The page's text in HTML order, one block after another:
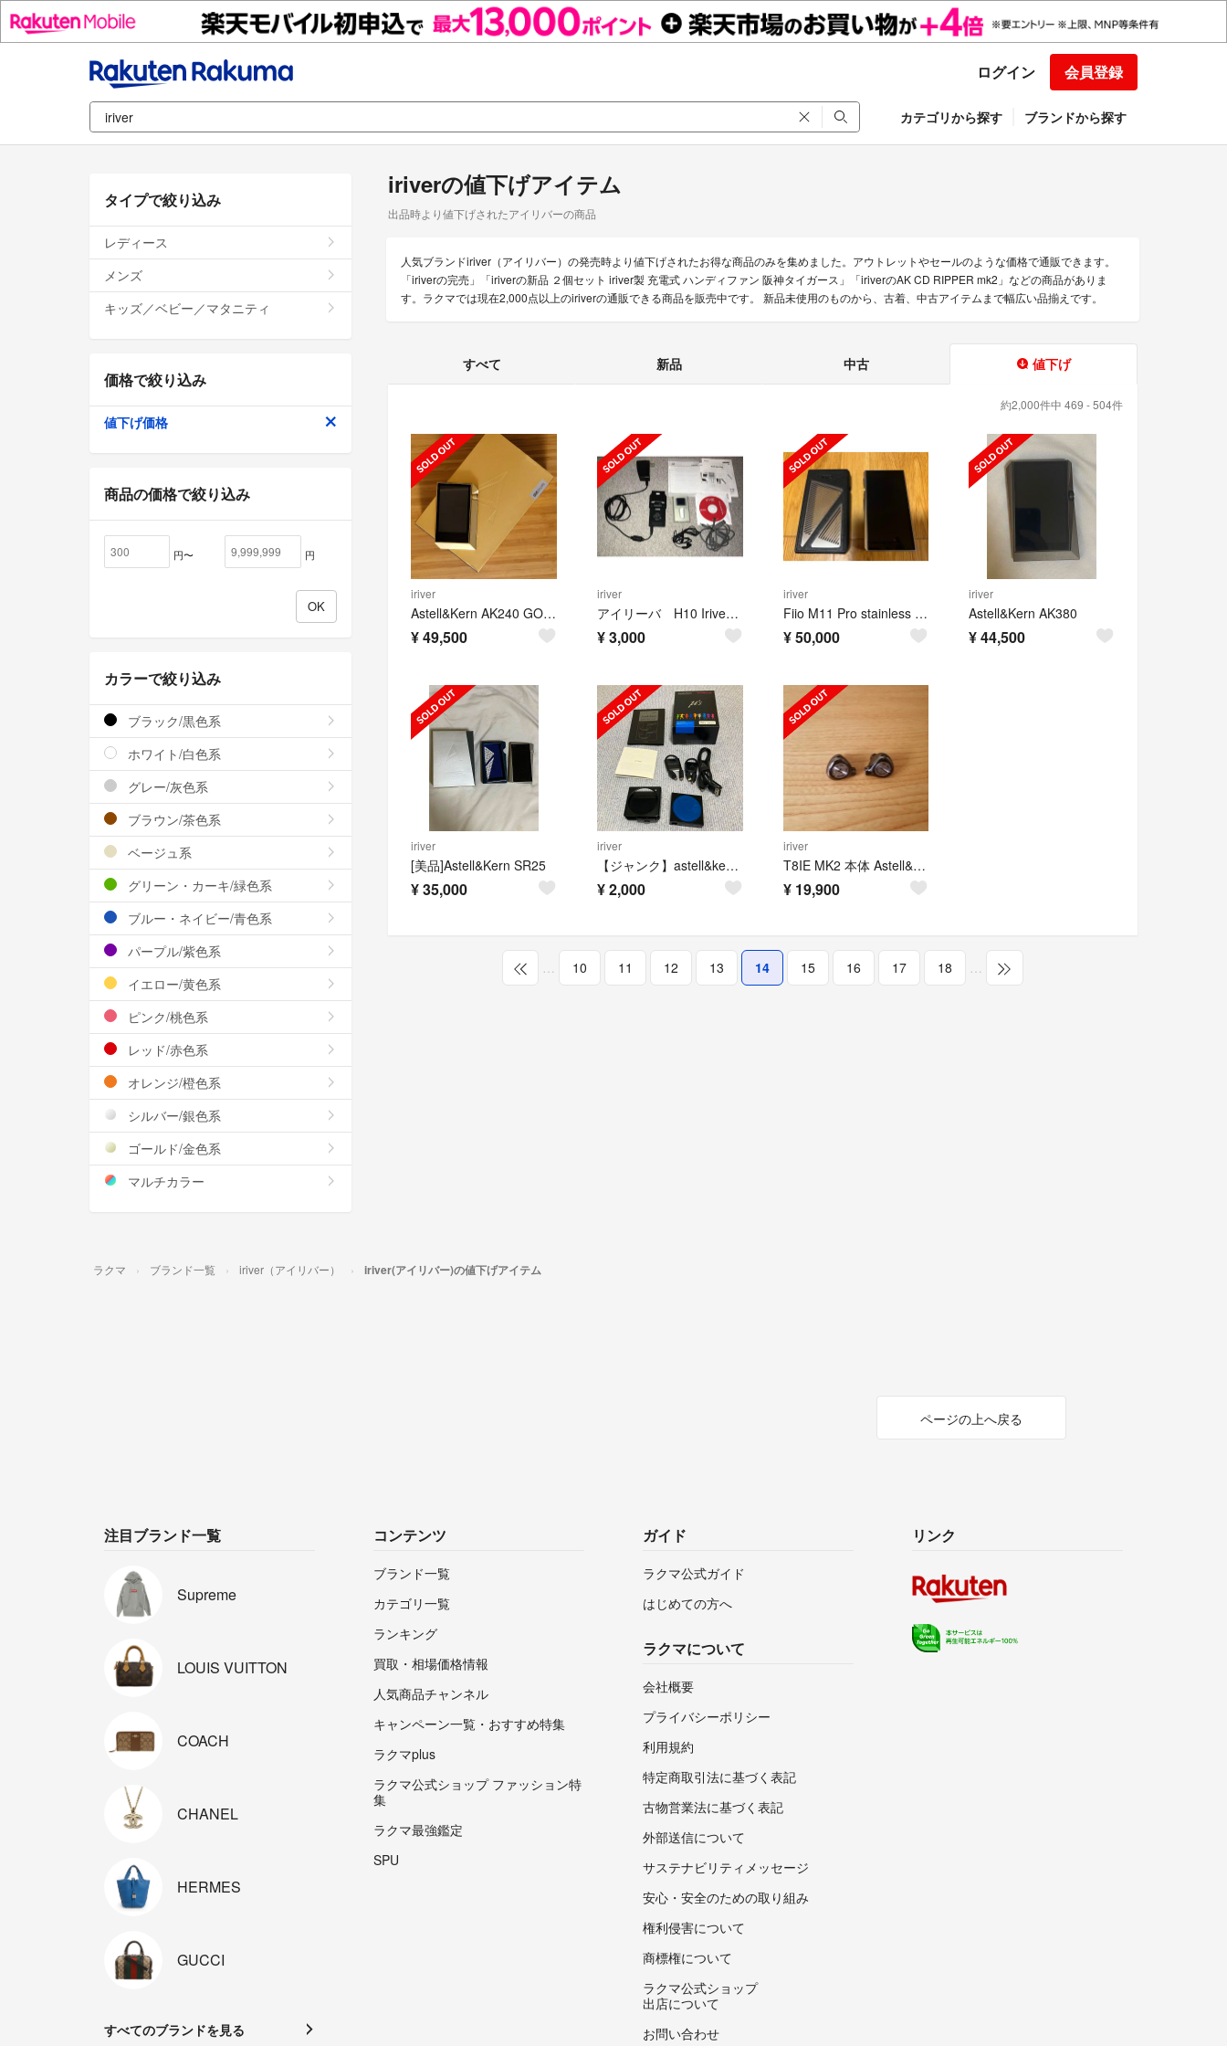
ログイン 会員登録
カテゴリから探す ブランドから探す
iriverの値下げアイテム
出品時より値下げされたアイリバーの商品
人気ブランドiriver（アイリバー）の発売時より値下げされたお得な商品のみを集めました。アウトレットやセールのような価格で通販できます。
「iriverの完売」「iriverの新品 ２個セット iriver製 充電式 ハンディファン 阪神タイガース」「iriverのAK CD RIPPER mk2」などの商品がありま
す。ラクマでは現在2,000点以上のiriverの通販できる商品を販売中です。 新品未使用のものから、古着、中古アイテムまで幅広い品揃えです。
すべて 新品 中古 値下げ
約2,000件中 469 - 504件
iriver
Astell&Kern AK240 GOLD
¥49,500
iriver
アイリーバ H10 Iriver クレードル付属 バラ売り可能
¥3,000
iriver
Fiio M11 Pro stainless steel Edition 中古
¥50,000
iriver
Astell&Kern AK380
¥44,500
iriver
[美品]Astell&Kern SR25
¥35,000
iriver
【ジャンク】astell&kern AK10 ラブライブ！エディション 園田海未
¥2,000
iriver
T8IE MK2 本体 Astell&Kern T8iE
¥ 19,900
… 10 11 12 13 14 15 16 17 18 …
タイプで絞り込み
レディース
メンズ
キッズ／ベビー／マタニティ
価格で絞り込み
値下げ価格
商品の価格で絞り込み
円〜 円
カラーで絞り込み
ブラック/黒色系
ホワイト/白色系
グレー/灰色系
ブラウン/茶色系
ベージュ系
グリーン・カーキ/緑色系
ブルー・ネイビー/青色系
パープル/紫色系
イエロー/黄色系
ピンク/桃色系
レッド/赤色系
オレンジ/橙色系
シルバー/銀色系
ゴールド/金色系
マルチカラー
ラクマ ブランド一覧 iriver（アイリバー） iriver(アイリバー)の値下げアイテム
ページの上へ戻る
注目ブランド一覧
Supreme
LOUIS VUITTON
COACH
CHANEL
HERMES
GUCCI
すべてのブランドを見る
コンテンツ
ブランド一覧
カテゴリ一覧
ランキング
買取・相場価格情報
人気商品チャンネル
キャンペーン一覧・おすすめ特集
ラクマplus
ラクマ公式ショップ ファッション特
集
ラクマ最強鑑定
SPU
ガイド
ラクマ公式ガイド
はじめての方へ
ラクマについて
会社概要
プライバシーポリシー
利用規約
特定商取引法に基づく表記
古物営業法に基づく表記
外部送信について
サステナビリティメッセージ
安心・安全のための取り組み
権利侵害について
商標権について
ラクマ公式ショップ
出店について
お問い合わせ
リンク